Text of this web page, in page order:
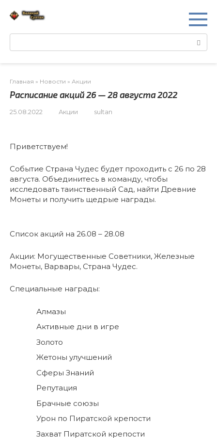
Поиск:
Главная » Новости » Акции
Расписание акций 26 — 28 августа 2022
25.08.2022 Акции sultan
Приветствуем!
Событие Страна Чудес будет проходить с 26 по 28
августа. Объединитесь в команду, чтобы
исследовать таинственный Сад, найти Древние
Монеты и получить щедрые награды.
Список акций на 26.08 – 28.08
Акции: Могущественные Советники, Железные
Монеты, Варвары, Страна Чудес.
Специальные награды:
Алмазы
Активные дни в игре
Золото
Жетоны улучшений
Сферы Знаний
Репутация
Брачные союзы
Урон по Пиратской крепости
Захват Пиратской крепости